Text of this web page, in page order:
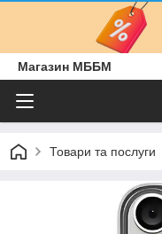
Магазин МББМ
Товари та послуги